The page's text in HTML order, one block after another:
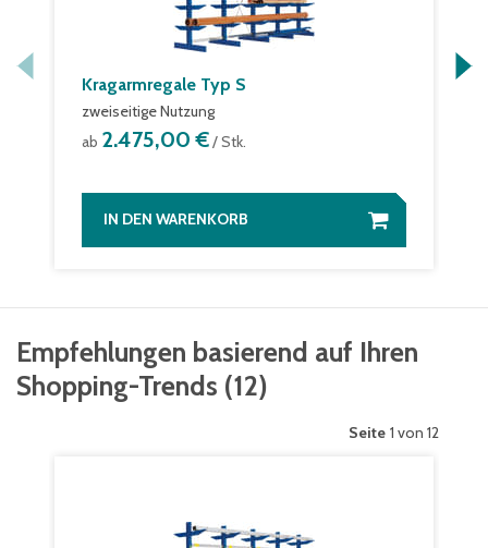
Kragarmregale Typ S
zweiseitige Nutzung
ab 2.475,00 €/ Stk.
IN DEN WARENKORB
Empfehlungen basierend auf Ihren
Shopping-Trends (12)
Seite 1 von 12